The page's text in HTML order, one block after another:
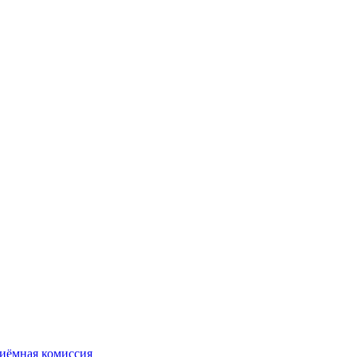
комиссия